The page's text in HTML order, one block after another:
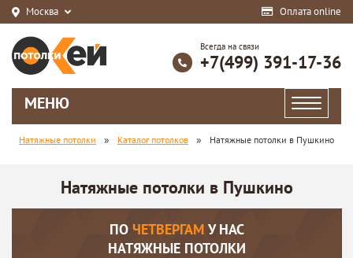
Москва Оплата online
Всегда на связи
+7(499) 391-17-36
МЕНЮ
Натяжные потолки » Каталог потолков » Натяжные потолки в Пушкино
Натяжные потолки в Пушкино
ПО ЧЕТВЕРГАМ У НАС
НАТЯЖНЫЕ ПОТОЛКИ